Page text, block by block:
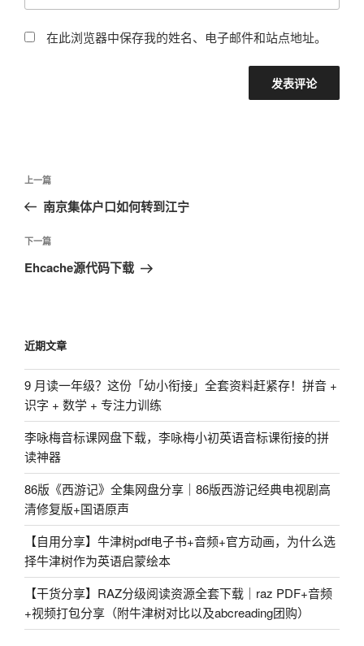
在此浏览器中保存我的姓名、电子邮件和站点地址。
文
导
航
上
一
文
章
上一篇
南京集体户口如何转到江宁
下
一
下一篇
Ehcache源代码下载
近期文章
9 月读一年级？这份「幼小衔接」全套资料赶紧存！拼音 +
识字 + 数学 + 专注力训练
李咏梅音标课网盘下载，李咏梅小初英语音标课衔接的拼
读神器
86版《西游记》全集网盘分享｜86版西游记经典电视剧高
清修复版+国语原声
【自用分享】牛津树pdf电子书+音频+官方动画，为什么选
择牛津树作为英语启蒙绘本
【干货分享】RAZ分级阅读资源全套下载｜raz PDF+音频
+视频打包分享（附牛津树对比以及abcreading团购）